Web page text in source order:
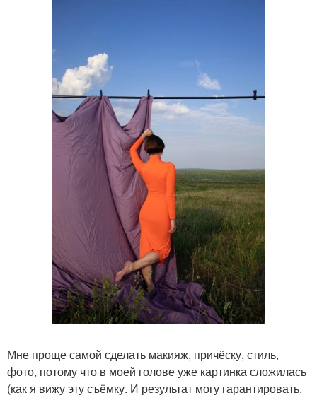
Мне проще самой сделать макияж, причёску, стиль,
фото, потому что в моей голове уже картинка сложилась
(как я вижу эту съёмку. И результат могу гарантировать.